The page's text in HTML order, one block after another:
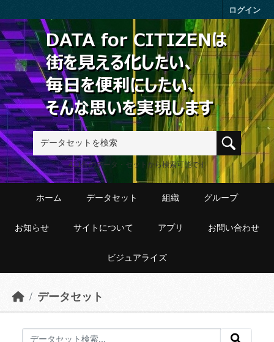
ログイン
411件のデータ・セットから検索可能です
ホーム データセット 組織 グループ
お知らせ サイトについて アプリ お問い合わせ
ビジュアライズ
データセット